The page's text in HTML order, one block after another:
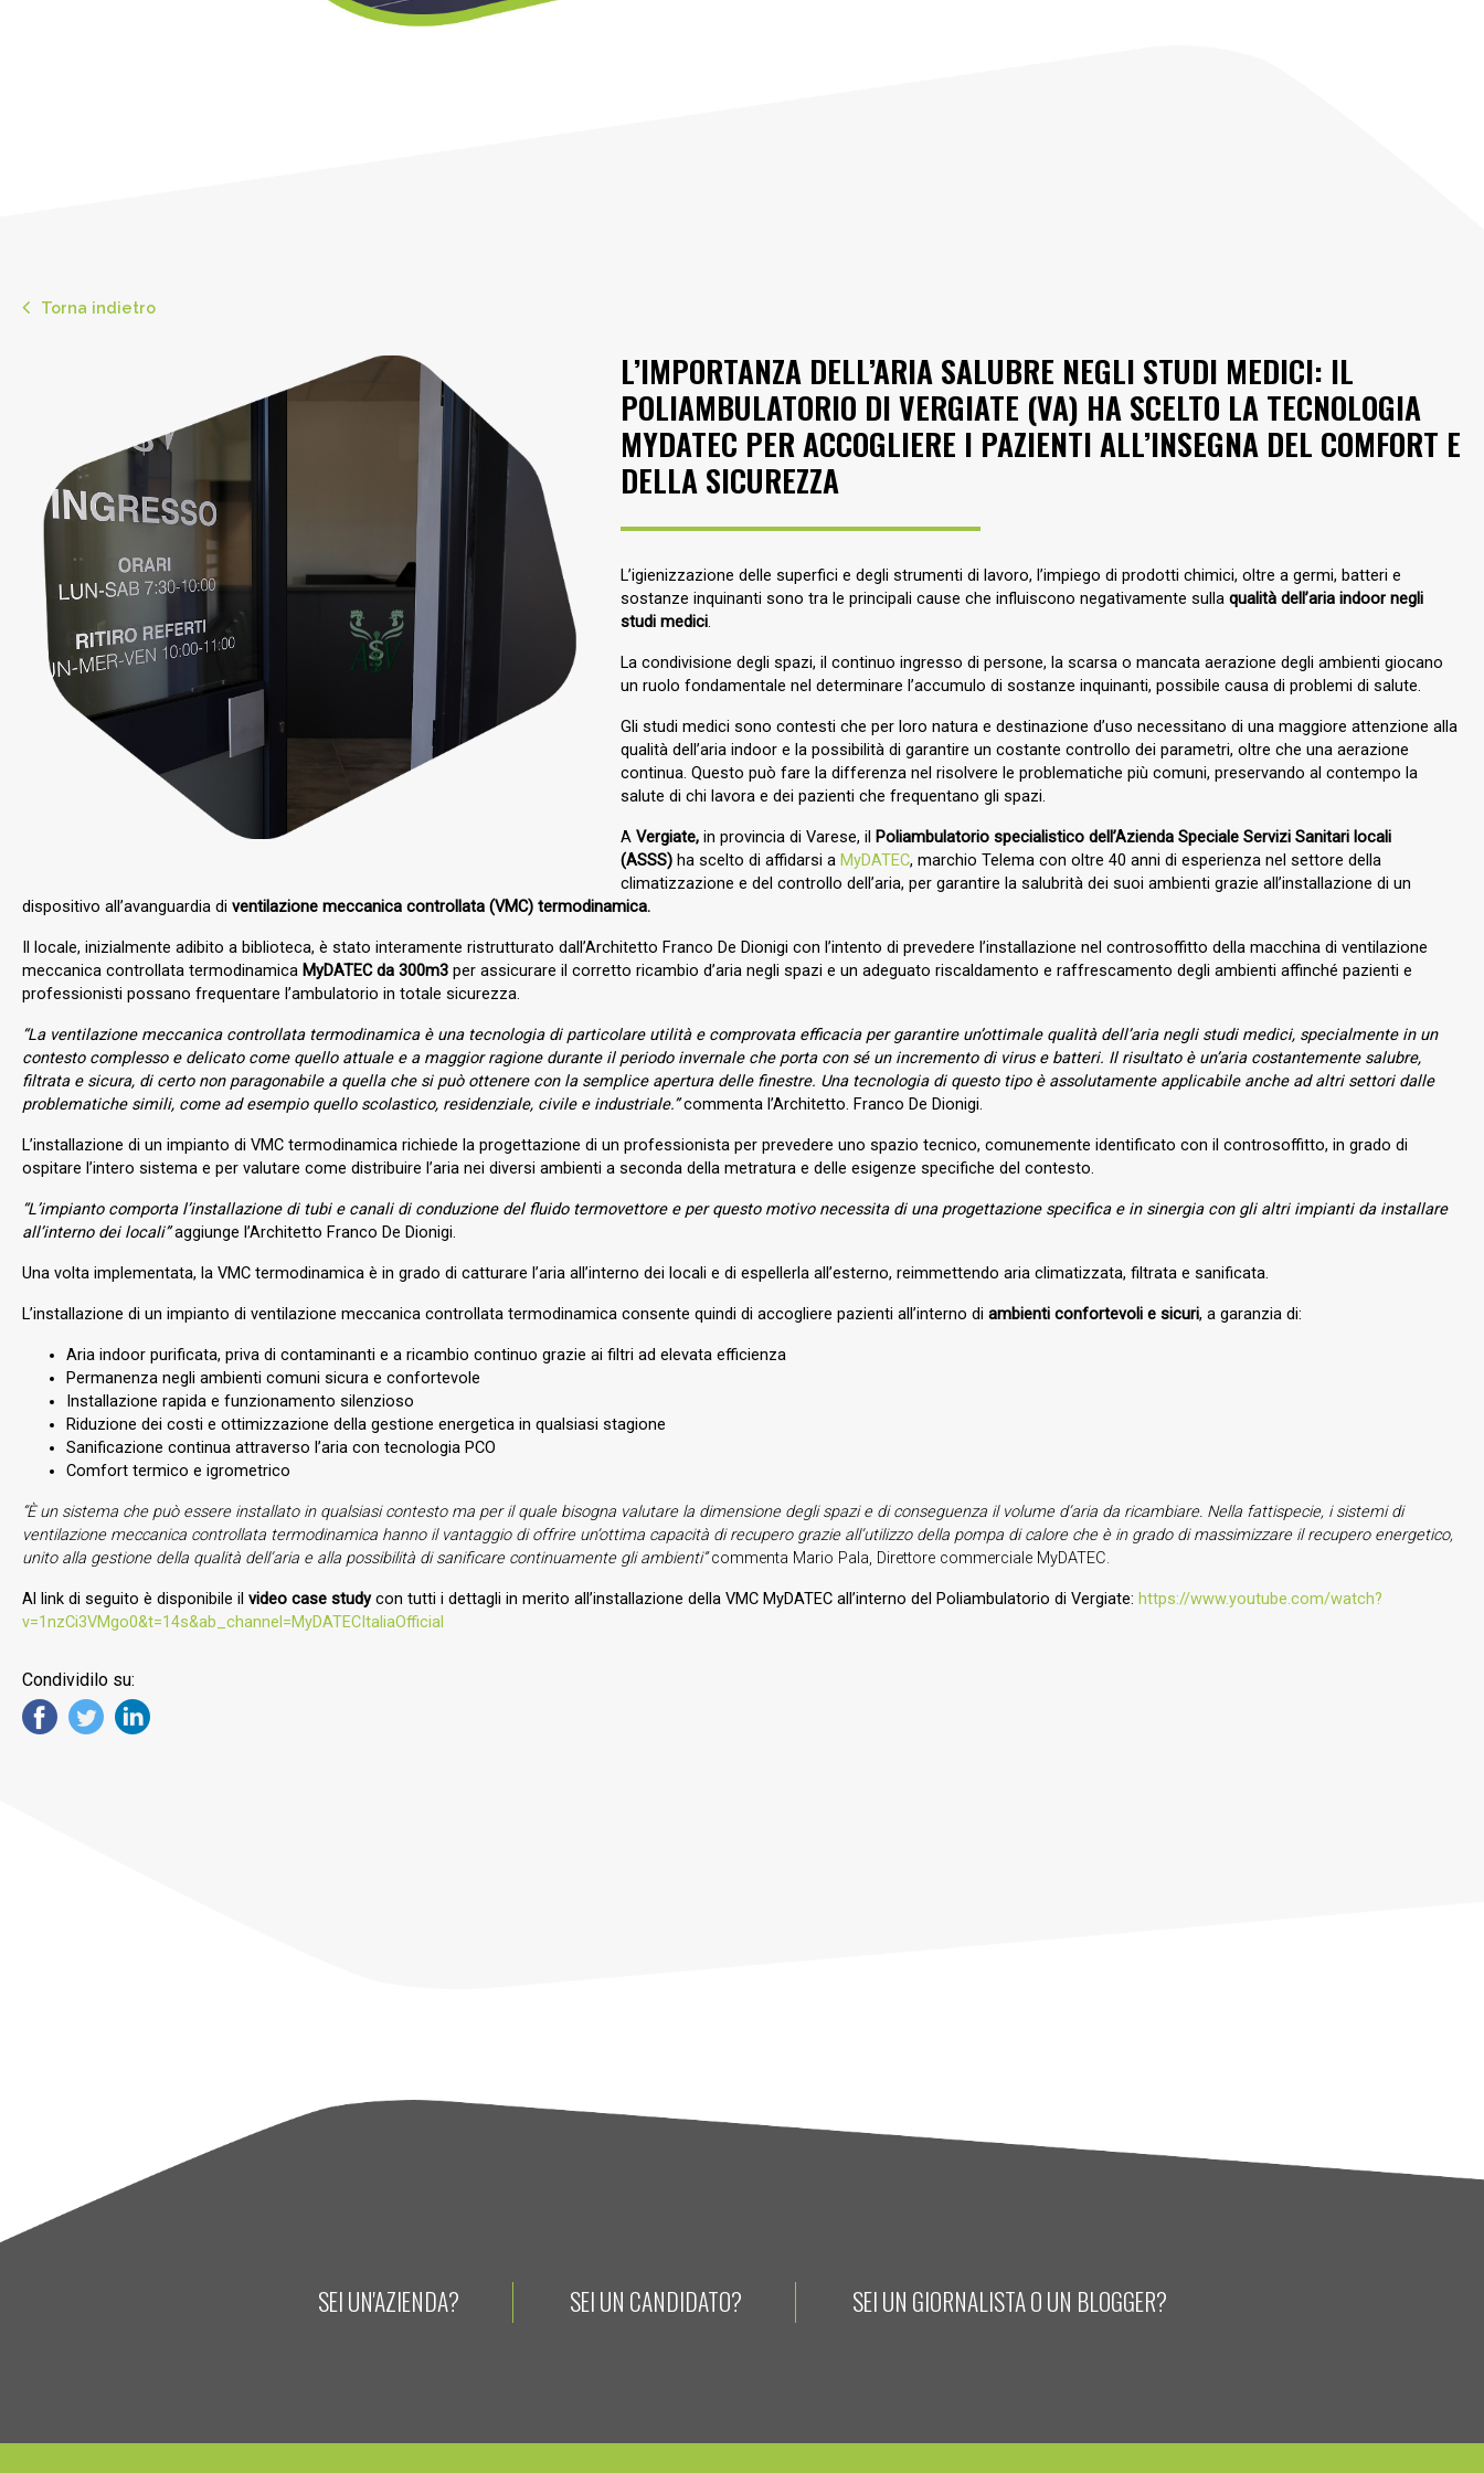
Torna indietro
L’IMPORTANZA DELL’ARIA SALUBRE NEGLI STUDI MEDICI: IL
POLIAMBULATORIO DI VERGIATE (VA) HA SCELTO LA TECNOLOGIA
MYDATEC PER ACCOGLIERE I PAZIENTI ALL’INSEGNA DEL COMFORT E
DELLA SICUREZZA
L’igienizzazione delle superfici e degli strumenti di lavoro, l’impiego di prodotti chimici, oltre a germi, batteri e
sostanze inquinanti sono tra le principali cause che influiscono negativamente sulla qualità dell’aria indoor negli
studi medici.
La condivisione degli spazi, il continuo ingresso di persone, la scarsa o mancata aerazione degli ambienti giocano
un ruolo fondamentale nel determinare l’accumulo di sostanze inquinanti, possibile causa di problemi di salute.
Gli studi medici sono contesti che per loro natura e destinazione d’uso necessitano di una maggiore attenzione alla
qualità dell’aria indoor e la possibilità di garantire un costante controllo dei parametri, oltre che una aerazione
continua. Questo può fare la differenza nel risolvere le problematiche più comuni, preservando al contempo la
salute di chi lavora e dei pazienti che frequentano gli spazi.
A Vergiate,in provincia di Varese, il Poliambulatorio specialistico dell’Azienda Speciale Servizi Sanitari locali
(ASSS)ha scelto di affidarsi a MyDATEC, marchio Telema con oltre 40 anni di esperienza nel settore della
climatizzazione e del controllo dell’aria, per garantire la salubrità dei suoi ambienti grazie all’installazione di un
dispositivo all’avanguardia di ventilazione meccanica controllata (VMC) termodinamica.
Il locale, inizialmente adibito a biblioteca, è stato interamente ristrutturato dall’Architetto Franco De Dionigi con l’intento di prevedere l’installazione nel controsoffitto della macchina di ventilazione
meccanica controllata termodinamica MyDATEC da 300m3 per assicurare il corretto ricambio d’aria negli spazi e un adeguato riscaldamento e raffrescamento degli ambienti affinché pazienti e
professionisti possano frequentare l’ambulatorio in totale sicurezza.
“La ventilazione meccanica controllata termodinamica è una tecnologia di particolare utilità e comprovata efficacia per garantire un’ottimale qualità dell’aria negli studi medici, specialmente in un
contesto complesso e delicato come quello attuale e a maggior ragione durante il periodo invernale che porta con sé un incremento di virus e batteri. Il risultato è un’aria costantemente salubre,
filtrata e sicura, di certo non paragonabile a quella che si può ottenere con la semplice apertura delle finestre. Una tecnologia di questo tipo è assolutamente applicabile anche ad altri settori dalle
problematiche simili, come ad esempio quello scolastico, residenziale, civile e industriale.”commenta l’Architetto. Franco De Dionigi.
L’installazione di un impianto di VMC termodinamica richiede la progettazione di un professionista per prevedere uno spazio tecnico, comunemente identificato con il controsoffitto, in grado di
ospitare l’intero sistema e per valutare come distribuire l’aria nei diversi ambienti a seconda della metratura e delle esigenze specifiche del contesto.
“L’impianto comporta l’installazione di tubi e canali di conduzione del fluido termovettore e per questo motivo necessita di una progettazione specifica e in sinergia con gli altri impianti da installare
all’interno dei locali”aggiunge l’Architetto Franco De Dionigi.
Una volta implementata, la VMC termodinamica è in grado di catturare l’aria all’interno dei locali e di espellerla all’esterno, reimmettendo aria climatizzata, filtrata e sanificata.
L’installazione di un impianto di ventilazione meccanica controllata termodinamica consente quindi di accogliere pazienti all’interno di ambienti confortevoli e sicuri, a garanzia di:
Aria indoor purificata, priva di contaminanti e a ricambio continuo grazie ai filtri ad elevata efficienza
Permanenza negli ambienti comuni sicura e confortevole
Installazione rapida e funzionamento silenzioso
Riduzione dei costi e ottimizzazione della gestione energetica in qualsiasi stagione
Sanificazione continua attraverso l’aria con tecnologia PCO
Comfort termico e igrometrico
“È un sistema che può essere installato in qualsiasi contesto ma per il quale bisogna valutare la dimensione degli spazi e di conseguenza il volume d’aria da ricambiare. Nella fattispecie, i sistemi di
ventilazione meccanica controllata termodinamica hanno il vantaggio di offrire un’ottima capacità di recupero grazie all’utilizzo della pompa di calore che è in grado di massimizzare il recupero energetico,
unito alla gestione della qualità dell’aria e alla possibilità di sanificare continuamente gli ambienti”commenta Mario Pala, Direttore commerciale MyDATEC.
Al link di seguito è disponibile il video case studycon tutti i dettagli in merito all’installazione della VMC MyDATEC all’interno del Poliambulatorio di Vergiate: https://www.youtube.com/watch?
v=1nzCi3VMgo0&t=14s&ab_channel=MyDATECItaliaOfficial
Condividilo su:
SEI UN'AZIENDA? SEI UN CANDIDATO? SEI UN GIORNALISTA O UN BLOGGER?